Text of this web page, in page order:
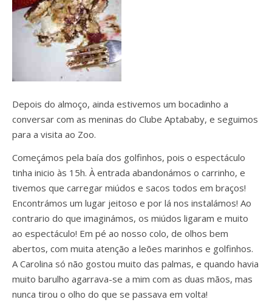
Depois do almoço, ainda estivemos um bocadinho a
conversar com as meninas do Clube Aptababy, e seguimos
para a visita ao Zoo.
Começámos pela baía dos golfinhos, pois o espectáculo
tinha inicio às 15h. À entrada abandonámos o carrinho, e
tivemos que carregar miúdos e sacos todos em braços!
Encontrámos um lugar jeitoso e por lá nos instalámos! Ao
contrario do que imaginámos, os miúdos ligaram e muito
ao espectáculo! Em pé ao nosso colo, de olhos bem
abertos, com muita atenção a leões marinhos e golfinhos.
A Carolina só não gostou muito das palmas, e quando havia
muito barulho agarrava-se a mim com as duas mãos, mas
nunca tirou o olho do que se passava em volta!